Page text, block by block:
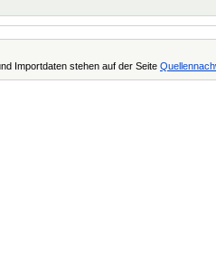
Importdaten stehen auf der Seite